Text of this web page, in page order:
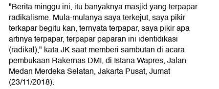
"Berita minggu ini, itu banyaknya masjid yang terpapar
radikalisme. Mula-mulanya saya terkejut, saya pikir
terkapar begitu kan, ternyata terpapar, saya pikir apa
artinya terpapar, terpapar paparan ini identidikasi
(radikal)," kata JK saat memberi sambutan di acara
pembukaan Rakernas DMI, di Istana Wapres, Jalan
Medan Merdeka Selatan, Jakarta Pusat, Jumat
(23/11/2018).